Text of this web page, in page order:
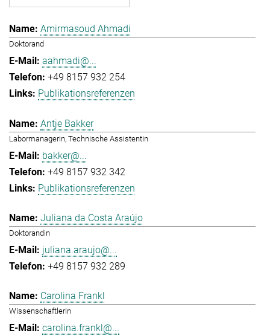
Amirmasoud Ahmadi
Doktorand
aahmadi@...
+49 8157 932 254
Publikationsreferenzen
Antje Bakker
Labormanagerin, Technische Assistentin
bakker@...
+49 8157 932 342
Publikationsreferenzen
Juliana da Costa Araújo
Doktorandin
juliana.araujo@...
+49 8157 932 289
Carolina Frankl
Wissenschaftlerin
carolina.frankl@...